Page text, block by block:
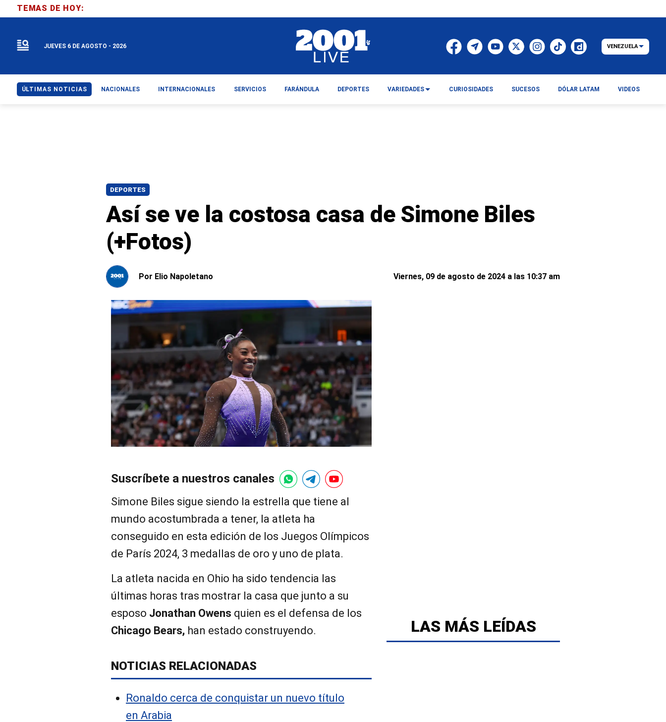
DEPORTES
Así se ve la costosa casa de Simone Biles
(+Fotos)
Por Elio Napoletano Viernes, 09 de agosto de 2024 a las 10:37 am
Suscríbete a nuestros canales
Simone Biles sigue siendo la estrella que tiene al
mundo acostumbrada a tener, la atleta ha
conseguido en esta edición de los Juegos Olímpicos
de París 2024, 3 medallas de oro y uno de plata.
La atleta nacida en Ohio ha sido tendencia las
últimas horas tras mostrar la casa que junto a su
esposo Jonathan Owens quien es el defensa de los
Chicago Bears, han estado construyendo.
NOTICIAS RELACIONADAS
Ronaldo cerca de conquistar un nuevo título
en Arabia
LAS MÁS LEÍDAS
TEMAS DE HOY:
JUEVES 6 DE AGOSTO - 2026 VENEZUELA
ÚLTIMAS NOTICIAS NACIONALES INTERNACIONALES SERVICIOS FARÁNDULA DEPORTES VARIEDADES CURIOSIDADES SUCESOS DÓLAR LATAM VIDEOS